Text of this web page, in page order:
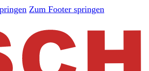
Zum Footer springen